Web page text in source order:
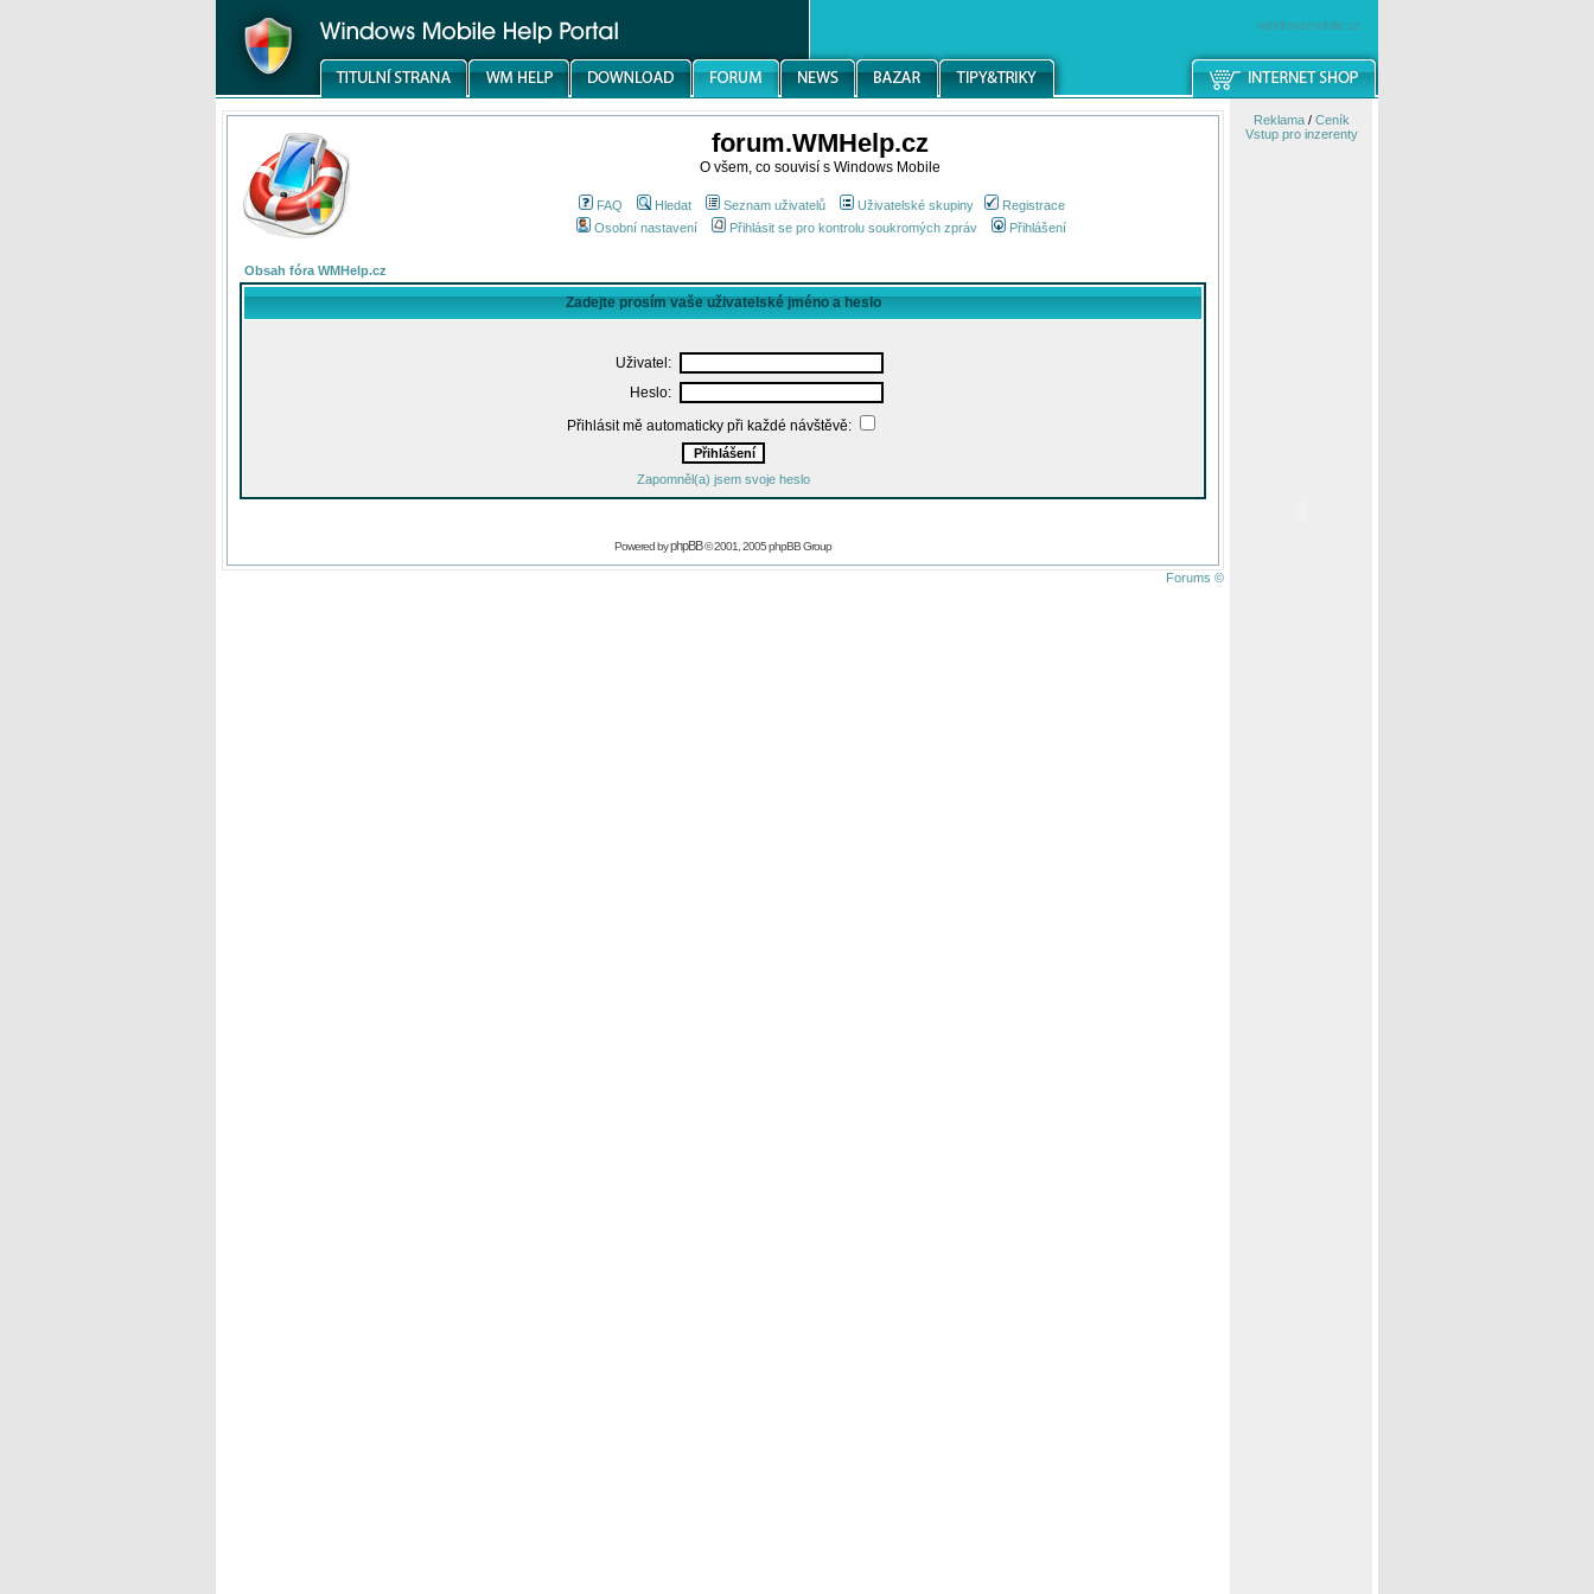
windowsmobile.cz
forum.WMHelp.cz
O všem, co souvisí s Windows Mobile
FAQ Hledat Seznam uživatelů Uživatelské skupiny
Registrace
Osobní nastavení
Přihlásit se pro kontrolu soukromých zpráv Přihlášení
Obsah fóra WMHelp.cz
Zadejte prosím vaše uživatelské jméno a heslo
Uživatel:
Heslo:
Přihlásit mě automaticky při každé návštěvě:
Zapomněl(a) jsem svoje heslo
Powered byphpBB© 2001, 2005 phpBB Group
Forums ©
Reklama/ Ceník
Vstup pro inzerenty